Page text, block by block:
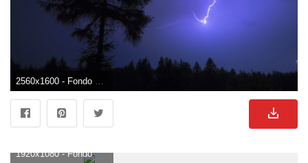
1920x1080 - Fondo de pantalla de 1920x1080. Fondo para computadora HD 1080p de truenos.